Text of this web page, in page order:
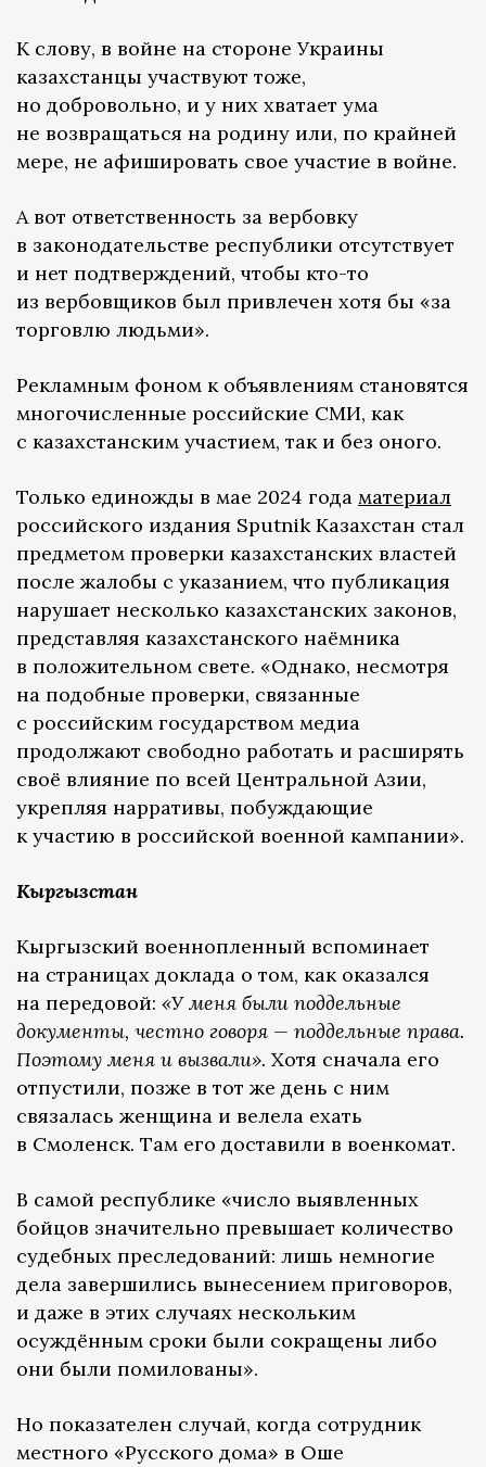
К слову, в войне на стороне Украины
казахстанцы участвуют тоже,
но добровольно, и у них хватает ума
не возвращаться на родину или, по крайней
мере, не афишировать свое участие в войне.
А вот ответственность за вербовку
в законодательстве республики отсутствует
и нет подтверждений, чтобы кто-то
из вербовщиков был привлечен хотя бы «за
торговлю людьми».
Рекламным фоном к объявлениям становятся
многочисленные российские СМИ, как
с казахстанским участием, так и без оного.
Только единожды в мае 2024 года материал
российского издания Sputnik Казахстан стал
предметом проверки казахстанских властей
после жалобы с указанием, что публикация
нарушает несколько казахстанских законов,
представляя казахстанского наёмника
в положительном свете. «Однако, несмотря
на подобные проверки, связанные
с российским государством медиа
продолжают свободно работать и расширять
своё влияние по всей Центральной Азии,
укрепляя нарративы, побуждающие
к участию в российской военной кампании».
Кыргызстан
Кыргызский военнопленный вспоминает
на страницах доклада о том, как оказался
на передовой: «У меня были поддельные
документы, честно говоря — поддельные права.
Поэтому меня и вызвали». Хотя сначала его
отпустили, позже в тот же день с ним
связалась женщина и велела ехать
в Смоленск. Там его доставили в военкомат.
В самой республике «число выявленных
бойцов значительно превышает количество
судебных преследований: лишь немногие
дела завершились вынесением приговоров,
и даже в этих случаях нескольким
осуждённым сроки были сокращены либо
они были помилованы».
Но показателен случай, когда сотрудник
местного «Русского дома» в Оше